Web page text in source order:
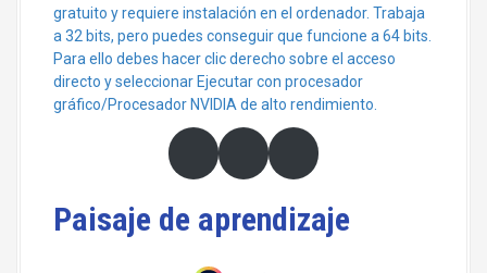
gratuito y requiere instalación en el ordenador. Trabaja
a 32 bits, pero puedes conseguir que funcione a 64 bits.
Para ello debes hacer clic derecho sobre el acceso
directo y seleccionar Ejecutar con procesador
gráfico/Procesador NVIDIA de alto rendimiento.
Paisaje de aprendizaje